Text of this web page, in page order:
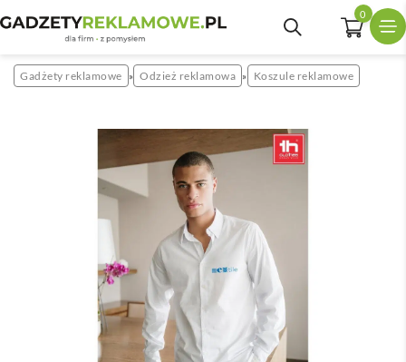
0
Gadżety reklamowe » Odzież reklamowa » Koszule reklamowe